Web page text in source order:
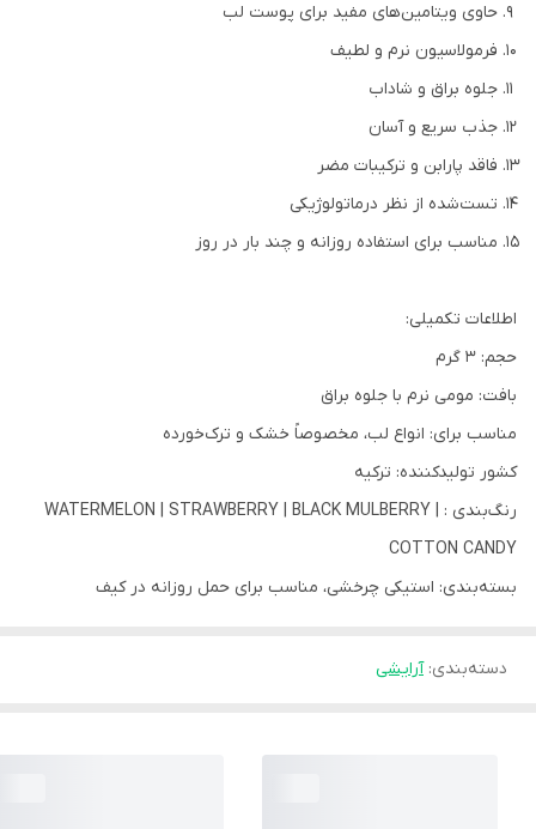
حاوی ویتامین‌های مفید برای پوست لب
فرمولاسیون نرم و لطیف
جلوه براق و شاداب
جذب سریع و آسان
فاقد پارابن و ترکیبات مضر
تست‌شده از نظر درماتولوژیکی
مناسب برای استفاده روزانه و چند بار در روز
اطلاعات تکمیلی:
حجم: 3 گرم
بافت: مومی نرم با جلوه براق
مناسب برای: انواع لب، مخصوصاً خشک و ترک‌خورده
کشور تولیدکننده: ترکیه
رنگ‌بندی : WATERMELON | STRAWBERRY | BLACK MULBERRY |
COTTON CANDY
بسته‌بندی: استیکی چرخشی، مناسب برای حمل روزانه در کیف
دسته‌بندی:آرایشی